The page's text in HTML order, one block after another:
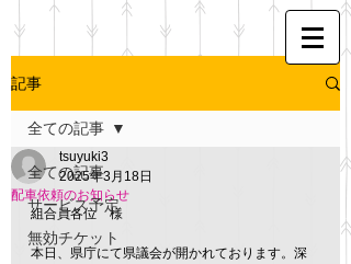
記事
全ての記事
サービス予定
無効チケット
全ての記事
配車依頼のお知らせ
tsuyuki3
2025年3月18日
組合員各位　様
本日、県庁にて県議会が開かれております。深